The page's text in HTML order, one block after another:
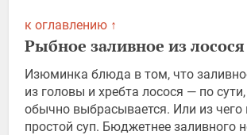
к оглавлению ↑
Рыбное заливное из лосося
Изюминка блюда в том, что
из головы и хребта лосося — по
обычно выбрасывается. Или из
простой суп. Бюджетнее заливного